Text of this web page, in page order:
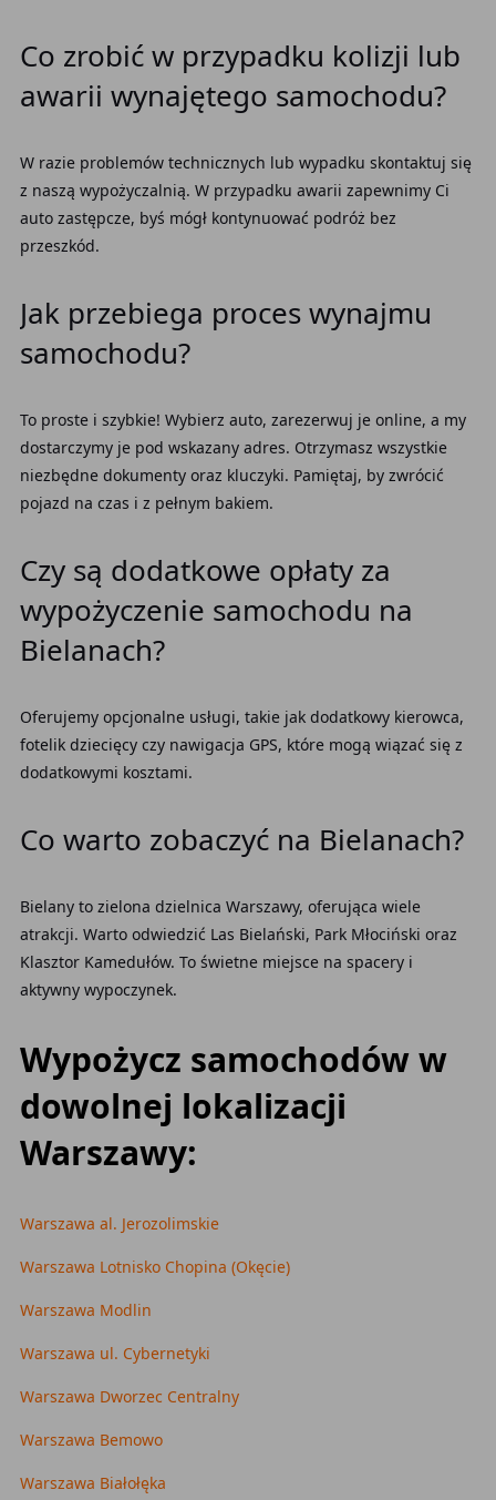
Co zrobić w przypadku kolizji lub
awarii wynajętego samochodu?
W razie problemów technicznych lub wypadku skontaktuj się
z naszą wypożyczalnią. W przypadku awarii zapewnimy Ci
auto zastępcze, byś mógł kontynuować podróż bez
przeszkód.
Jak przebiega proces wynajmu
samochodu?
To proste i szybkie! Wybierz auto, zarezerwuj je online, a my
dostarczymy je pod wskazany adres. Otrzymasz wszystkie
niezbędne dokumenty oraz kluczyki. Pamiętaj, by zwrócić
pojazd na czas i z pełnym bakiem.
Czy są dodatkowe opłaty za
wypożyczenie samochodu na
Bielanach?
Oferujemy opcjonalne usługi, takie jak dodatkowy kierowca,
fotelik dziecięcy czy nawigacja GPS, które mogą wiązać się z
dodatkowymi kosztami.
Co warto zobaczyć na Bielanach?
Bielany to zielona dzielnica Warszawy, oferująca wiele
atrakcji. Warto odwiedzić Las Bielański, Park Młociński oraz
Klasztor Kamedułów. To świetne miejsce na spacery i
aktywny wypoczynek.
Wypożycz samochodów w
dowolnej lokalizacji
Warszawy:
Warszawa al. Jerozolimskie
Warszawa Lotnisko Chopina (Okęcie)
Warszawa Modlin
Warszawa ul. Cybernetyki
Warszawa Dworzec Centralny
Warszawa Bemowo
Warszawa Białołęka